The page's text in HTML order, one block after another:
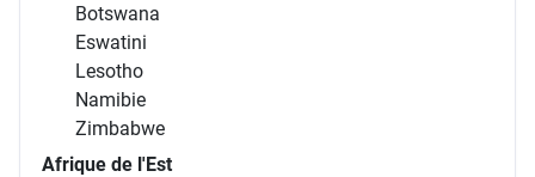
Botswana
Eswatini
Lesotho
Namibie
Zimbabwe
Afrique de l'Est